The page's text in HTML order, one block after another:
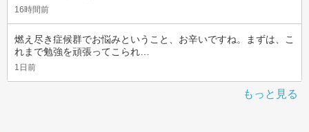
16時間前
燃え尽き症候群でお悩みということ、お辛いですね。まずは、こ
れまで勉強を頑張ってこられ…
1日前
もっと見る